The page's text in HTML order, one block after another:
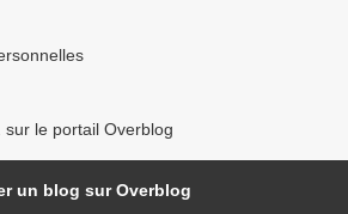
le portail Overblog
un blog sur Overblog